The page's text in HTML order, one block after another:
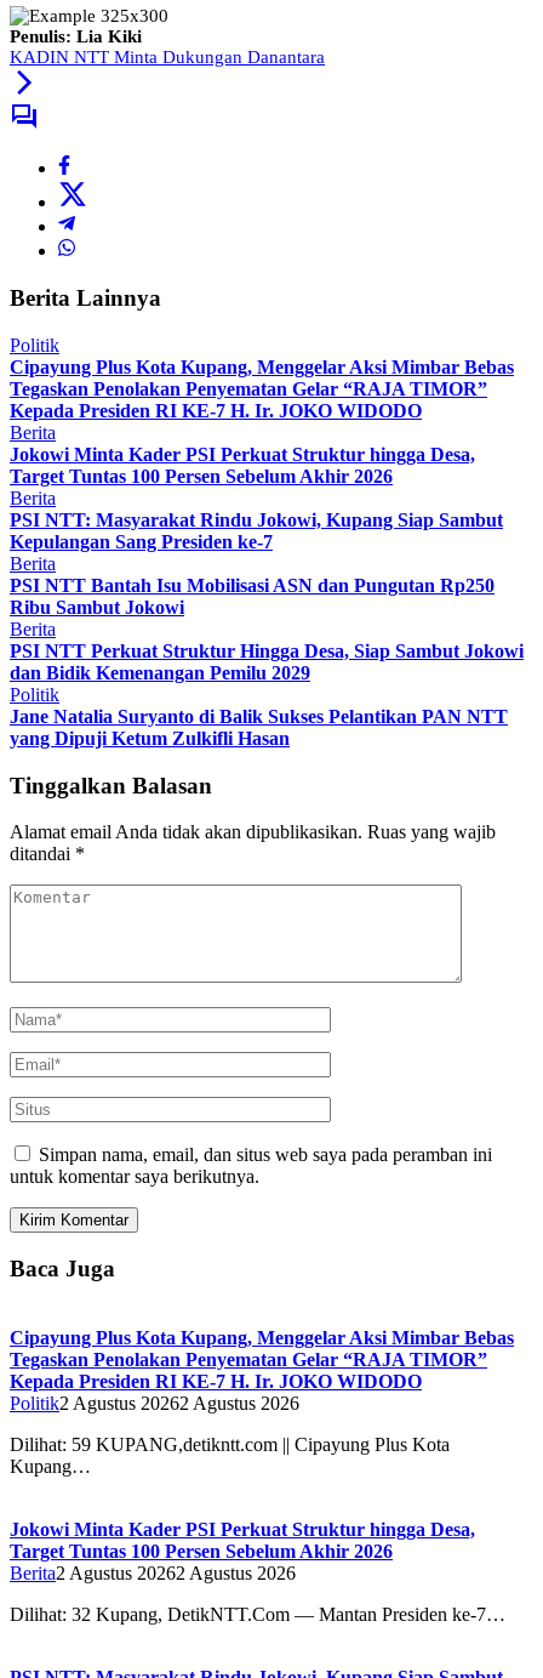
Penulis: Lia Kiki
KADIN NTT Minta Dukungan Danantara
Berita Lainnya
Politik
Cipayung Plus Kota Kupang, Menggelar Aksi Mimbar Bebas
Tegaskan Penolakan Penyematan Gelar “RAJA TIMOR”
Kepada Presiden RI KE-7 H. Ir. JOKO WIDODO
Berita
Jokowi Minta Kader PSI Perkuat Struktur hingga Desa,
Target Tuntas 100 Persen Sebelum Akhir 2026
Berita
PSI NTT: Masyarakat Rindu Jokowi, Kupang Siap Sambut
Kepulangan Sang Presiden ke-7
Berita
PSI NTT Bantah Isu Mobilisasi ASN dan Pungutan Rp250
Ribu Sambut Jokowi
Berita
PSI NTT Perkuat Struktur Hingga Desa, Siap Sambut Jokowi
dan Bidik Kemenangan Pemilu 2029
Politik
Jane Natalia Suryanto di Balik Sukses Pelantikan PAN NTT
yang Dipuji Ketum Zulkifli Hasan
Tinggalkan Balasan
Alamat email Anda tidak akan dipublikasikan. Ruas yang wajib
ditandai *
Simpan nama, email, dan situs web saya pada peramban ini
untuk komentar saya berikutnya.
Baca Juga
Cipayung Plus Kota Kupang, Menggelar Aksi Mimbar Bebas
Tegaskan Penolakan Penyematan Gelar “RAJA TIMOR”
Kepada Presiden RI KE-7 H. Ir. JOKO WIDODO
Politik2 Agustus 20262 Agustus 2026
Dilihat: 59 KUPANG,detikntt.com || Cipayung Plus Kota
Kupang…
Jokowi Minta Kader PSI Perkuat Struktur hingga Desa,
Target Tuntas 100 Persen Sebelum Akhir 2026
Berita2 Agustus 20262 Agustus 2026
Dilihat: 32 Kupang, DetikNTT.Com — Mantan Presiden ke-7…